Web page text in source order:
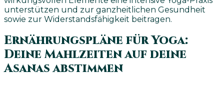
unterstützen und zur ganzheitlichen Gesundheit
sowie zur Widerstandsfähigkeit beitragen.
Ernährungspläne für Yoga:
Deine Mahlzeiten auf deine
Asanas abstimmen